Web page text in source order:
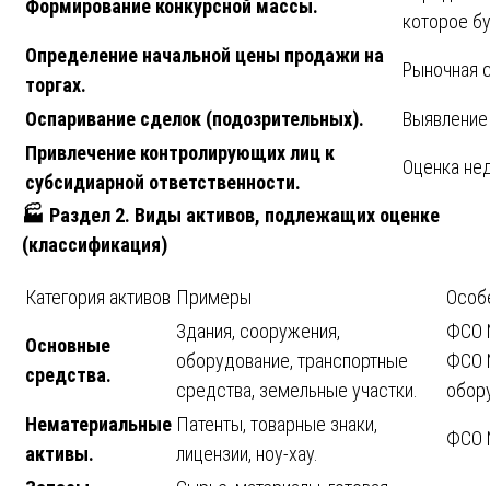
Формирование конкурсной массы.
которое
Определение начальной цены продажи на
торгах.
Рыночная
Оспаривание сделок (подозрительных).
Привлечение контролирующих лиц к
субсидиарной ответственности.
Оценка
🏭 Раздел 2. Виды активов, подлежащих оценке
(классификация)
Категория активов Примеры
Основные
средства.
Здания, сооружения,
оборудование, транспортные
средства, земельные участки.
ФСО
ФСО
Нематериальные
активы.
Патенты, товарные знаки,
лицензии, ноу-хау.
ФСО